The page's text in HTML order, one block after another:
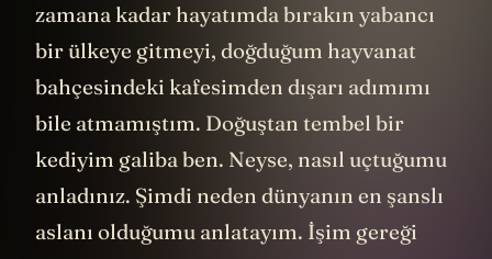
zamana kadar hayatımda bırakın yabancı
bir ülkeye gitmeyi, doğduğum hayvanat
bahçesindeki kafesimden dışarı adımımı
bile atmamıştım. Doğuştan tembel bir
kediyim galiba ben. Neyse, nasıl uçtuğumu
anladınız. Şimdi neden dünyanın en şanslı
aslanı olduğumu anlatayım. İşim gereği